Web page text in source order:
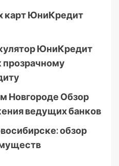
карт ЮниКредит
ЮниКредит
прозрачному
Новгороде Обзор
ведущих банков
обзор